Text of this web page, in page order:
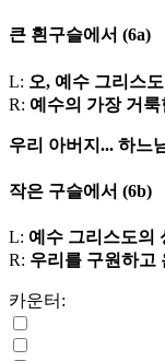
큰 흰구슬에서 (6a)
L: 오, 예수 그리스
R: 예수의 가장 거
우리 아버지... 하느
작은 구슬에서 (6b)
L: 예수 그리스도의
R: 우리를 구원하고
카운터: